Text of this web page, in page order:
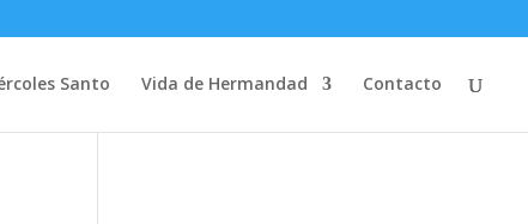
Santo Vida de Hermandad Contacto